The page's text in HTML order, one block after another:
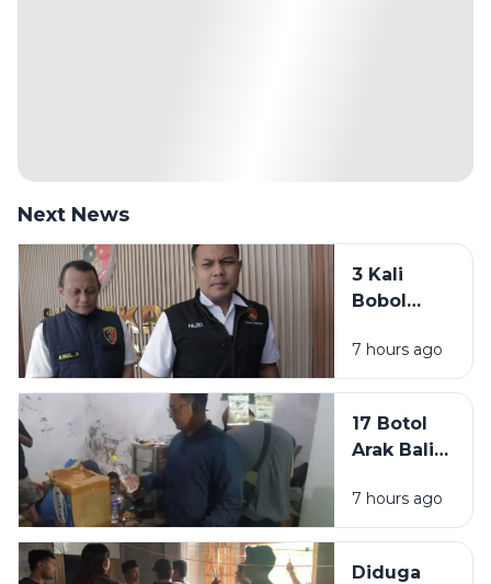
Next News
3 Kali
Bobol
Elektronik,
Pria di
Ditangkap
Polisi
7 hours ago
17 Botol
Arak Bali
Polisi di
Sumenep
7 hours ago
Diduga